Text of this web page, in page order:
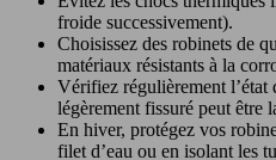
froide successivement).
Choisissez des robinets de
matériaux résistants à la
Vérifiez régulièrement
légèrement fissuré peut être
En hiver, protégez vos
filet d’eau ou en isolant les